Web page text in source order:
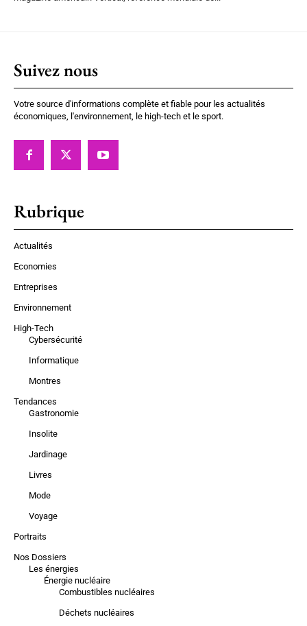
Suivez nous
Votre source d'informations complète et fiable pour les actualités
économiques, l'environnement, le high-tech et le sport.
Rubrique
Actualités
Economies
Entreprises
Environnement
High-Tech
Cybersécurité
Informatique
Montres
Tendances
Gastronomie
Insolite
Jardinage
Livres
Mode
Voyage
Portraits
Nos Dossiers
Les énergies
Énergie nucléaire
Combustibles nucléaires
Déchets nucléaires